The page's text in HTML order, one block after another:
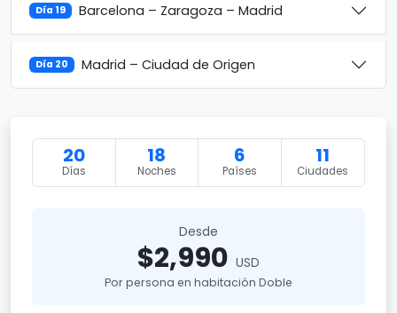
Día 19 Barcelona – Zaragoza – Madrid
Día 20 Madrid – Ciudad de Origen
20
Días
18
Noches
6
Países
11
Ciudades
Desde
$2,990 USD
Por persona en habitación Doble